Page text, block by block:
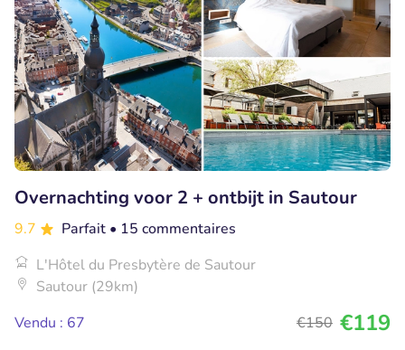
Overnachting voor 2 + ontbijt in Sautour
9.7 Parfait • 15 commentaires
L'Hôtel du Presbytère de Sautour
Sautour (29km)
Vendu : 67
€150 €119